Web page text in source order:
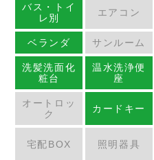
バス・トイ
レ別
エアコン
ベランダ サンルーム
洗髪洗面化
粧台
温水洗浄便
座
オートロッ
ク
カードキー
宅配BOX 照明器具